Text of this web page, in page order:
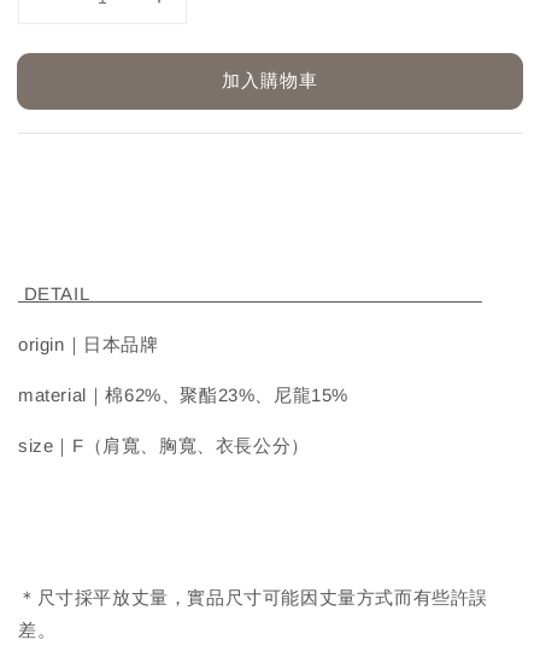
加入購物車
DETAIL
origin｜日本品牌
material｜棉62%、聚酯23%、尼龍15%
size｜F（肩寬、胸寬、衣長公分）
＊尺寸採平放丈量，實品尺寸可能因丈量方式而有些許誤
差。